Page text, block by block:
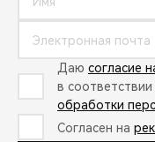
Даю согласие
в соответствии
обработки
Согласен на